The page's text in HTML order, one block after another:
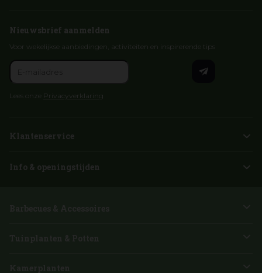
Nieuwsbrief aanmelden
Voor wekelijkse aanbiedingen, activiteiten en inspirerende tips
Lees onze Privacyverklaring
Klantenservice
Info & openingstijden